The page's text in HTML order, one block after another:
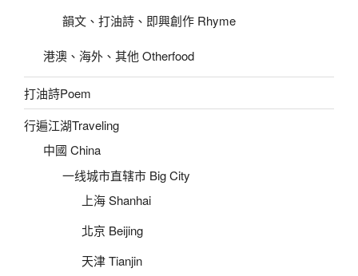
韻文、打油詩、即興創作 Rhyme
港澳、海外、其他 Otherfood
打油詩Poem
行遍江湖Traveling
中國 China
一线城市直辖市 Big City
上海 Shanhai
北京 Beijing
天津 Tianjin